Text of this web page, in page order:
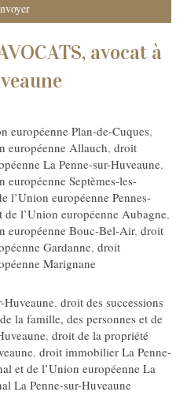
avocat à
européenne Plan-de-Cuques,
européenne Allauch, droit
La Penne-sur-Huveaune,
Septèmes-les-
l’Union européenne Pennes-
l’Union européenne Aubagne,
européenne Bouc-Bel-Air, droit
Gardanne, droit
Marignane
Huveaune, droit des successions
la famille, des personnes et de
, droit de la propriété
, droit immobilier La Penne-
et de l’Union européenne La
La Penne-sur-Huveaune